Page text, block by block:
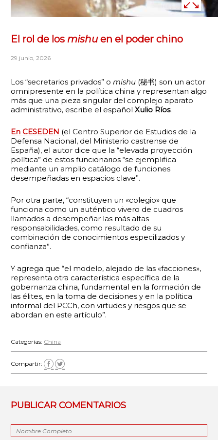
El rol de los mishuen el poder chino
29 junio, 2026
Los “secretarios privados” omishu (秘书) son un actor
omnipresente en la política china y representan algo
más que una pieza singular del complejo aparato
administrativo, escribe el españolXulio Ríos.
EnCESEDEN (el Centro Superior de Estudios de la
Defensa Nacional, del Ministerio castrense de
España), el autor dice que la “elevada proyección
política” de estos funcionarios “se ejemplifica
mediante un amplio catálogo de funciones
desempeñadas en espacios clave”.
Por otra parte, “constituyen un «colegio» que
funciona como un auténtico vivero de cuadros
llamados a desempeñar las más altas
responsabilidades, como resultado de su
combinación de conocimientos especilizados y
confianza”.
Y agrega que “el modelo, alejado de las «facciones»,
representa otra característica específica de la
gobernanza china, fundamental en la formación de
las élites, en la toma de decisiones y en la política
informal del PCCh, con virtudes y riesgos que se
abordan en este artículo”.
Categorías: China
Compartir:
PUBLICAR COMENTARIOS